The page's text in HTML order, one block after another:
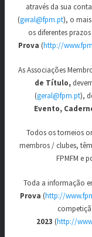
através da sua
(geral@fpm.pt), o
os diferentes
Prova (http://
As Associações
de Título,
(geral@fpm.pt),
Evento,
Todos os torneios
membros / clubes,
FPMFM e
Toda a informação
Prova (http://
2023 (http://